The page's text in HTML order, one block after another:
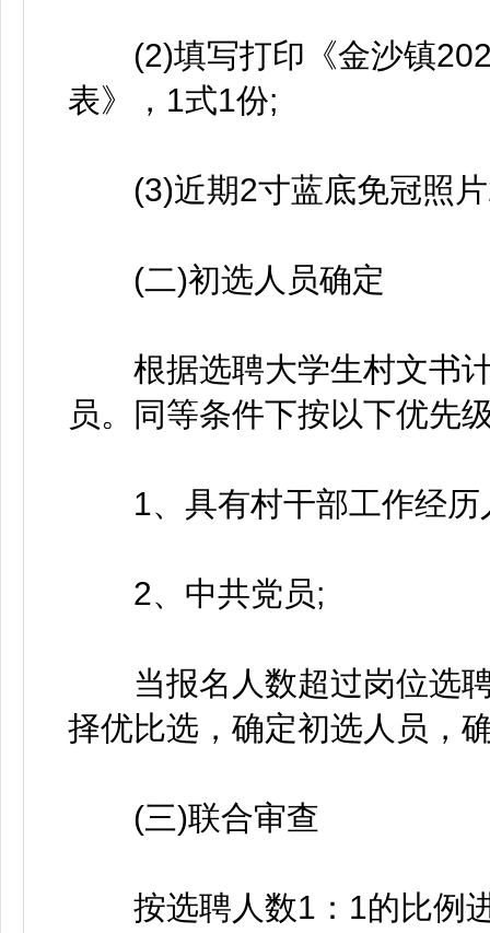
(2)填写打印《金沙镇
表》，1式1份;
(3)近期2寸蓝底免冠照片
(二)初选人员确定
根据选聘大学生村文书计
员。同等条件下按以下优先
1、具有村干部工作经历
2、中共党员;
当报名人数超过岗位选聘
择优比选，确定初选人员，
(三)联合审查
按选聘人数1：1的比例进